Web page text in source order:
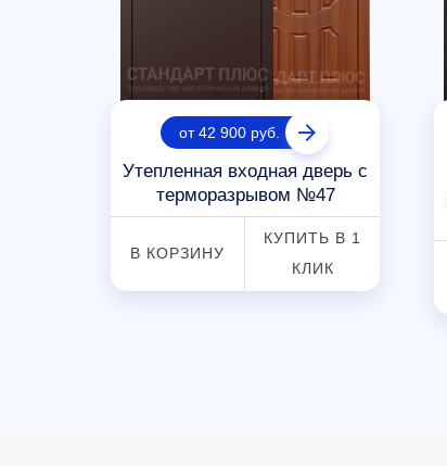
от 42 900 руб.
Утепленная входная дверь с
терморазрывом №47
В КОРЗИНУ
КУПИТЬ В 1
КЛИК